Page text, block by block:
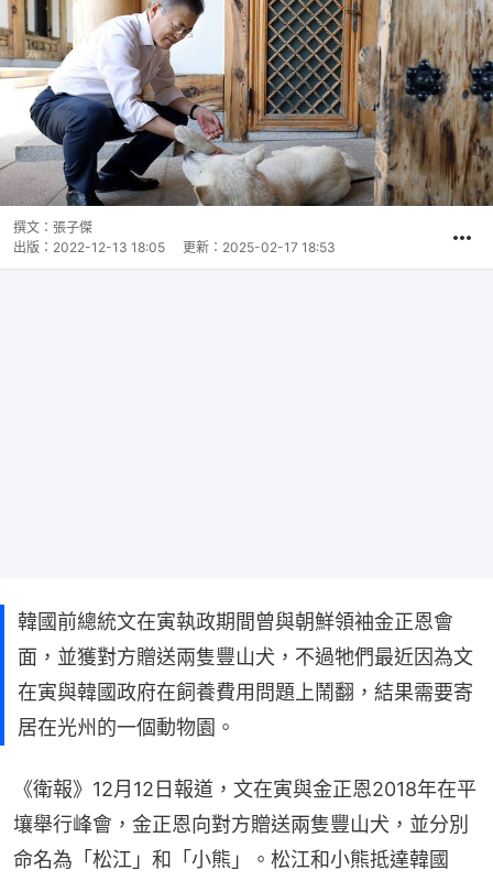
撰文： 張子傑
出版： 2022-12-13 18:05 更新： 2025-02-17 18:53
韓國前總統文在寅執政期間曾與朝鮮領袖金正恩會
面，並獲對方贈送兩隻豐山犬，不過牠們最近因為文
在寅與韓國政府在飼養費用問題上鬧翻，結果需要寄
居在光州的一個動物園。
《衛報》12月12日報道，文在寅與金正恩2018年在平
壤舉行峰會，金正恩向對方贈送兩隻豐山犬，並分別
命名為「松江」和「小熊」。松江和小熊抵達韓國